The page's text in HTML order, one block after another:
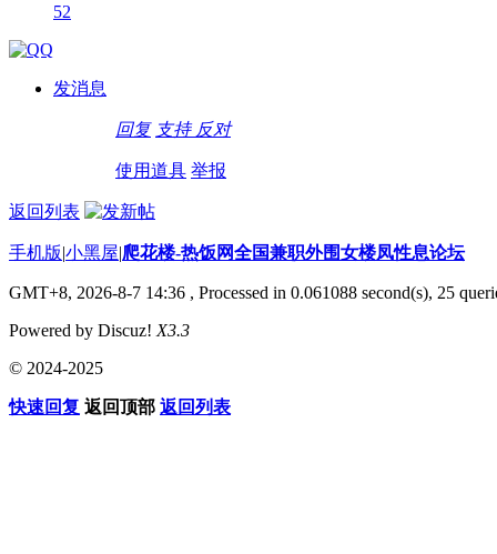
52
发消息
回复 支持 反对
使用道具 举报
返回列表
手机版|小黑屋|爬花楼-热饭网全国兼职外围女楼凤性息论坛
GMT+8, 2026-8-7 14:36 , Processed in 0.061088 second(s), 25
Powered by Discuz! X3.3
© 2024-2025
快速回复 返回顶部 返回列表